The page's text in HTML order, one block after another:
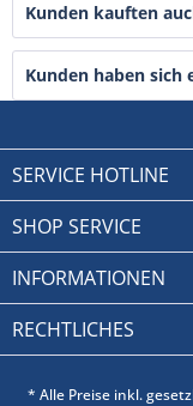
Kunden kauften
Kunden haben sich
SERVICE HOTLINE
SHOP SERVICE
INFORMATIONEN
RECHTLICHES
* Alle Preise inkl.